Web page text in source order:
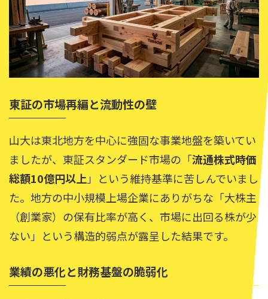
東証の市場再編と流動性の壁
山大は東北地方を中心に強固な事業地盤を築いてい
ましたが、東証スタンダード市場の「流通株式時価
総額10億円以上」という維持基準に苦しんでいまし
た。地方の中小規模上場企業にありがちな「大株主
（創業家）の保有比率が高く、市場に出回る株が少
ない」という構造的弱点が露呈した結果です。
業績の悪化と財務基盤の脆弱化